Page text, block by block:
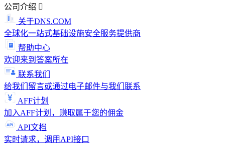
公司介绍
关于DNS.COM
全球化一站式基础设施安全服务提供商
帮助中心
欢迎来到答案所在
联系我们
给我们留言或通过电子邮件与我们联系
AFF计划
加入AFF计划，赚取属于您的佣金
API文档
实时请求，调用API接口